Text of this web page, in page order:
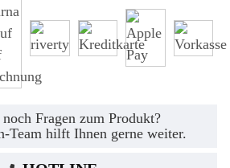
Fragen zum Produkt?
Team hilft Ihnen gerne weiter.